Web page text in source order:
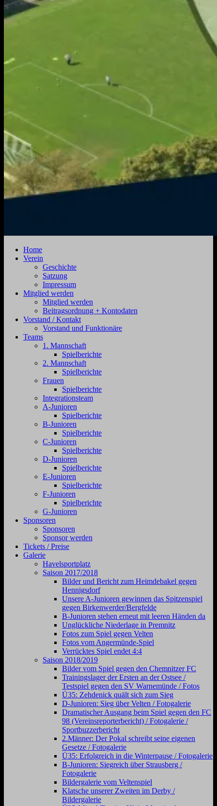
Zehdenick
Jahnstraße
Zehdenick
Home
Verein
Geschichte
Satzung
Impressum
Mitglied werden
Mitglied werden
Beitragsordnung + Kontodaten
Vorstand / Kontakt
Vorstand und Funktionäre
Teams
1. Mannschaft
Spielberichte
2. Mannschaft
Spielberichte
Frauen
Spielberichte
Integrationsteam
A-Junioren
Spielberichte
B-Junioren
Spielberichte
C-Junioren
Spielberichte
D-Junioren
Spielberichte
E-Junioren
Spielberichte
F-Junioren
Spielberichte
G-Junioren
Sponsoren
Sponsoren
Sponsor werden
Tickets / Preise
Galerie
Havelsportplatz
Saison 2017/2018
Bilder und Bericht zum Heimdebakel gegen
Hennigsdorf
Unsere A-Junioren gewinnen das Spitzenspiel
gegen Birkenwerder/Bergfelde
B-Junioren stehen erneut mit leeren Händen da
Unglückliche Niederlage in Premnitz
Fotos zum Spiel gegen Velten
Fotos vom Angermünde-Spiel
Verrücktes Spiel endet 4:4
Saison 2018/2019
Bilder vom Spiel gegen den Chemnitzer FC
Trainingslager der Ersten an der Ostsee /
Testspiel gegen den SV Warnemünde / Fotos
Ü35: Zehdenick quält sich zum Sieg
D-Junioren: Sieg über Velten / Fotogalerie
Dramatischer Ausgang beim Spiel gegen den FC
98 (Vereinsreporterbericht) / Fotogalerie /
Sportbuzzerbericht
2.Männer: Der Pokal schreibt seine eigenen
Gesetze / Fotogalerie
Ü35: Erfolgreich in die Winterpause / Fotogalerie
B-Junioren: Siegreich über Strausberg /
Fotogalerie
Bildergalerie vom Veltenspiel
Klatsche unserer Zweiten im Derby /
Bildergalerie